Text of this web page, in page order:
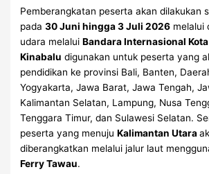
Pemberangkatan peserta akan dilakukan
pada30 Juni hingga 3 Juli 2026 melalui
udara melaluiBandara Internasional Kota
Kinabalu digunakan untuk peserta yang
pendidikan ke provinsi Bali, Banten,
Yogyakarta, Jawa Barat, Jawa Tengah,
Kalimantan Selatan, Lampung, Nusa
Tenggara Timur, dan Sulawesi Selatan.
peserta yang menujuKalimantan Utara
diberangkatkan melalui jalur laut
Ferry Tawau.